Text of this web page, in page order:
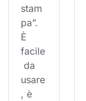
stam
pa”.
È
facile
da
usare
, è